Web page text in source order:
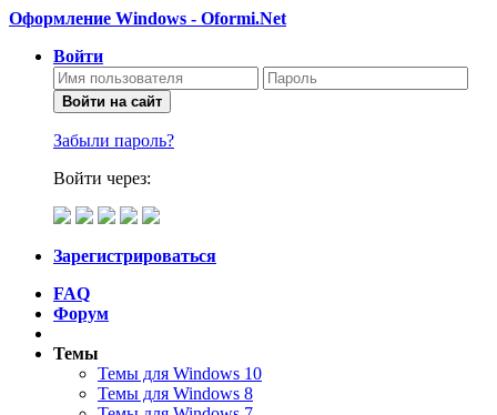
Оформление Windows - Oformi.Net
Войти
Войти на сайт
Забыли пароль?
Войти через:
Зарегистрироваться
FAQ
Форум
Темы
Темы для Windows 10
Темы для Windows 8